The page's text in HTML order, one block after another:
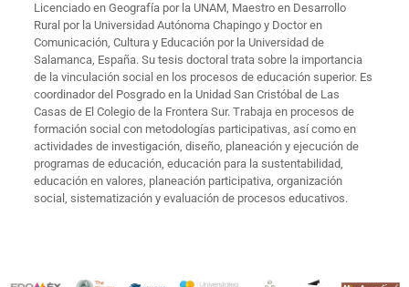
Licenciado en Geografía por la UNAM, Maestro en Desarrollo
Rural por la Universidad Autónoma Chapingo y Doctor en
Comunicación, Cultura y Educación por la Universidad de
Salamanca, España. Su tesis doctoral trata sobre la importancia
de la vinculación social en los procesos de educación superior. Es
coordinador del Posgrado en la Unidad San Cristóbal de Las
Casas de El Colegio de la Frontera Sur. Trabaja en procesos de
formación social con metodologías participativas, así como en
actividades de investigación, diseño, planeación y ejecución de
programas de educación, educación para la sustentabilidad,
educación en valores, planeación participativa, organización
social, sistematización y evaluación de procesos educativos.